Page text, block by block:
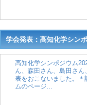
学会発表：高知化学シン
高知化学シンポジウム
ん、森田さん、島田さ
表をおこないました。
ムのページ...